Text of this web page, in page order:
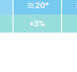
20°
3%